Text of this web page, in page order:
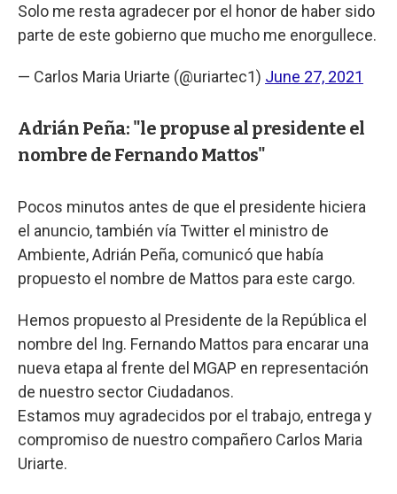
Solo me resta agradecer por el honor de haber sido
parte de este gobierno que mucho me enorgullece.
— Carlos Maria Uriarte (@uriartec1) June 27, 2021
Adrián Peña: "le propuse al presidente el
nombre de Fernando Mattos"
Pocos minutos antes de que el presidente hiciera
el anuncio, también vía Twitter el ministro de
Ambiente, Adrián Peña, comunicó que había
propuesto el nombre de Mattos para este cargo.
Hemos propuesto al Presidente de la República el
nombre del Ing. Fernando Mattos para encarar una
nueva etapa al frente del MGAP en representación
de nuestro sector Ciudadanos.
Estamos muy agradecidos por el trabajo, entrega y
compromiso de nuestro compañero Carlos Maria
Uriarte.